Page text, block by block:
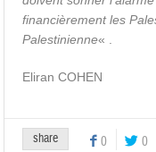
financièrement les
Palestinienne« .
Eliran COHEN
share 0 0